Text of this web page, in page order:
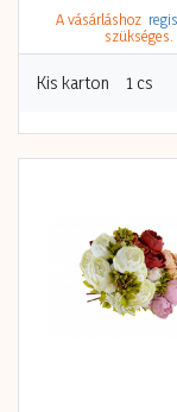
A vásárláshoz
szükséges.
Kis karton 1 cs